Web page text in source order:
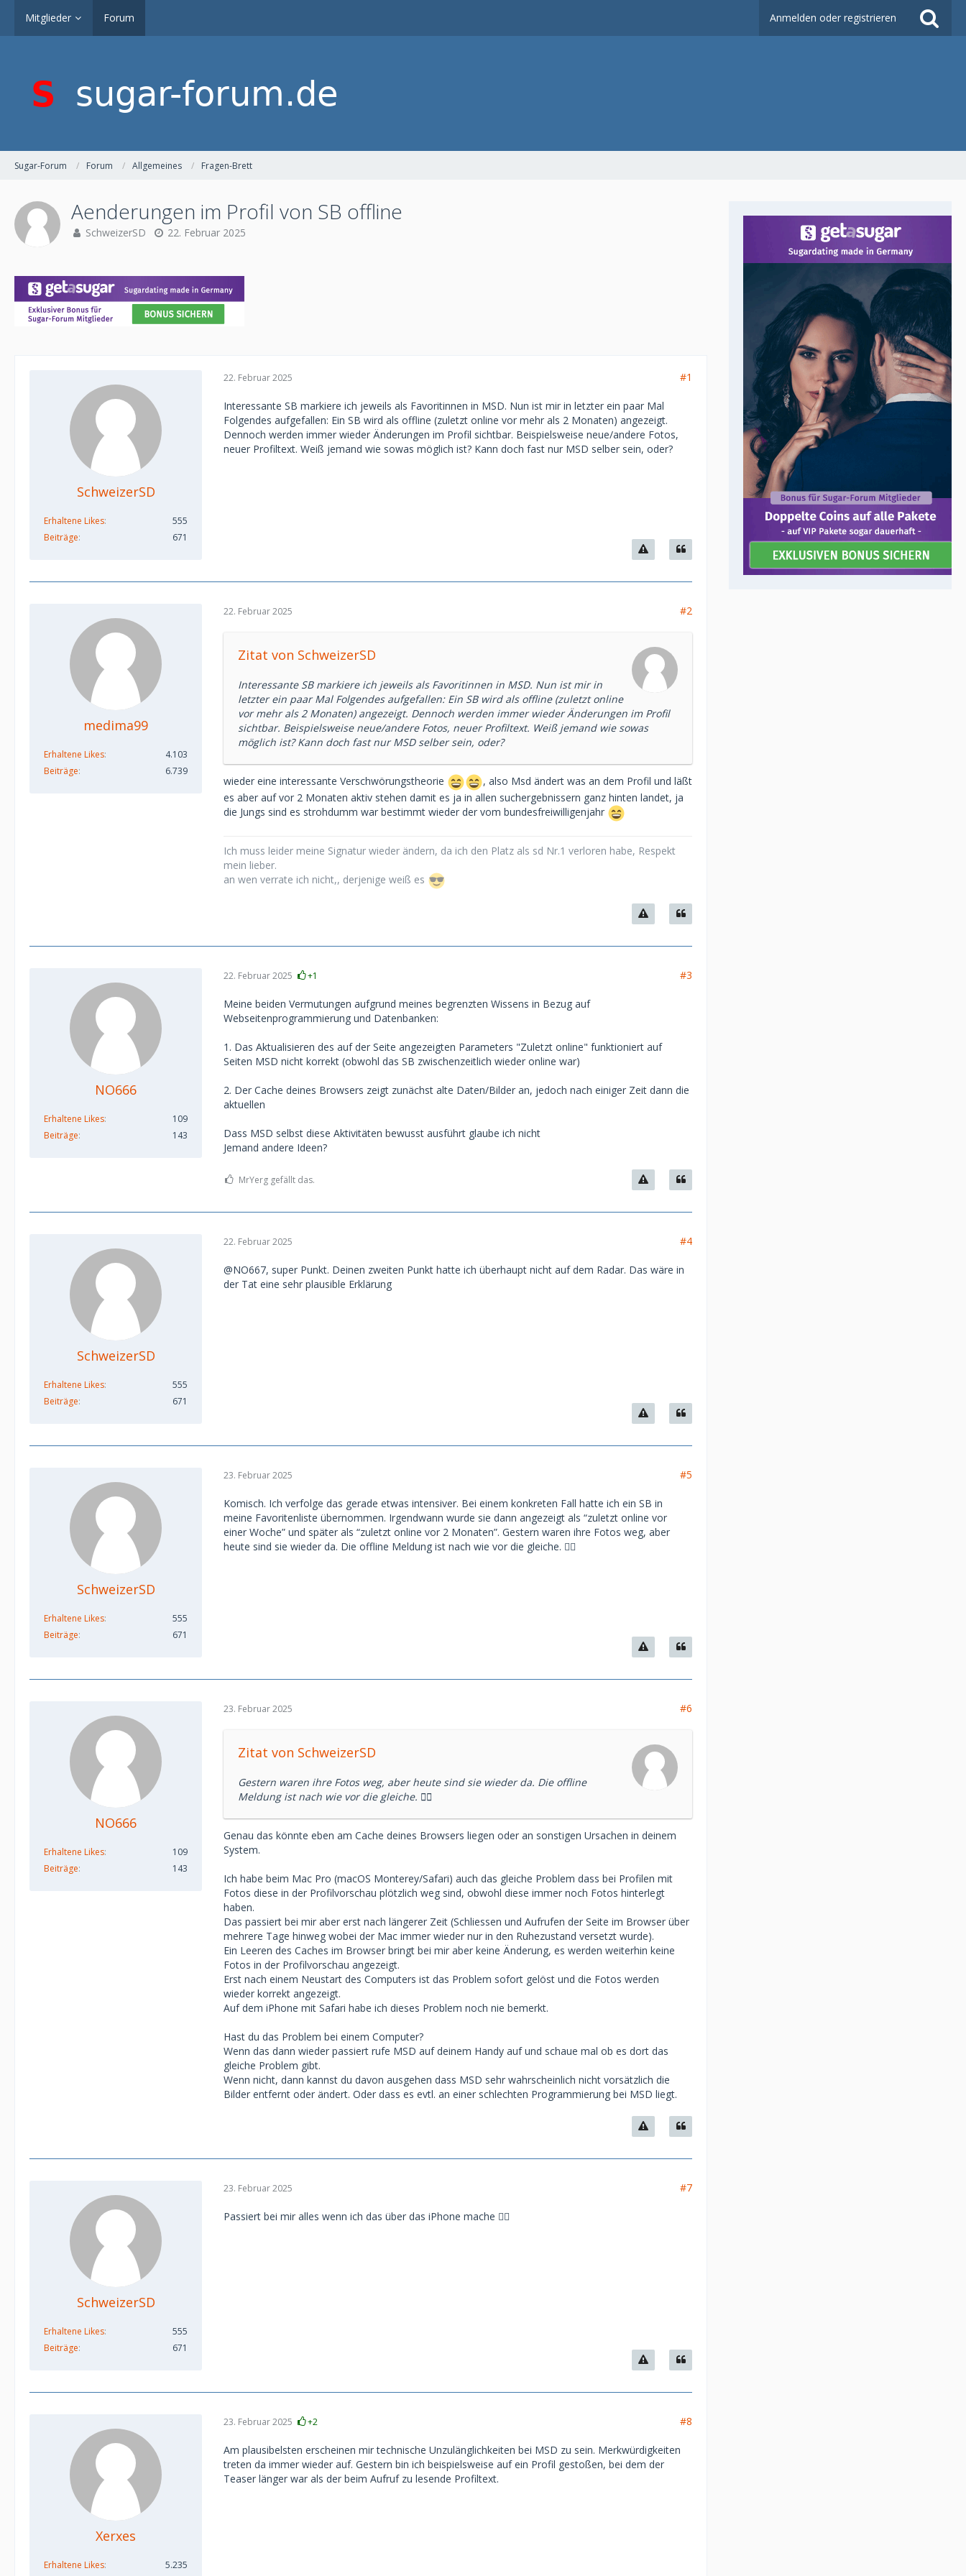
Mitglieder Forum Anmelden oder registrieren
Sugar-Forum Forum Allgemeines Fragen-Brett
Aenderungen im Profil von SB offline
SchweizerSD 22. Februar 2025
SchweizerSD
Erhaltene Likes
555
Beiträge
671
22. Februar 2025 #1
Interessante SB markiere ich jeweils als Favoritinnen in MSD. Nun ist mir in letzter ein paar Mal
Folgendes aufgefallen: Ein SB wird als offline (zuletzt online vor mehr als 2 Monaten) angezeigt.
Dennoch werden immer wieder Änderungen im Profil sichtbar. Beispielsweise neue/andere Fotos,
neuer Profiltext. Weiß jemand wie sowas möglich ist? Kann doch fast nur MSD selber sein, oder?
medima99
Erhaltene Likes
4.103
Beiträge
6.739
22. Februar 2025 #2
Zitat von SchweizerSD
Interessante SB markiere ich jeweils als Favoritinnen in MSD. Nun ist mir in
letzter ein paar Mal Folgendes aufgefallen: Ein SB wird als offline (zuletzt online
vor mehr als 2 Monaten) angezeigt. Dennoch werden immer wieder Änderungen im Profil
sichtbar. Beispielsweise neue/andere Fotos, neuer Profiltext. Weiß jemand wie sowas
möglich ist? Kann doch fast nur MSD selber sein, oder?
wieder eine interessante Verschwörungstheorie
, also Msd ändert was an dem Profil und läßt
es aber auf vor 2 Monaten aktiv stehen damit es ja in allen suchergebnissern ganz hinten landet, ja
die Jungs sind es strohdumm war bestimmt wieder der vom bundesfreiwilligenjahr
Ich muss leider meine Signatur wieder ändern, da ich den Platz als sd Nr.1 verloren habe, Respekt
mein lieber.
an wen verrate ich nicht,, derjenige weiß es
NO666
Erhaltene Likes
109
Beiträge
143
22. Februar 2025 +1 #3
Meine beiden Vermutungen aufgrund meines begrenzten Wissens in Bezug auf
Webseitenprogrammierung und Datenbanken:
1. Das Aktualisieren des auf der Seite angezeigten Parameters "Zuletzt online" funktioniert auf
Seiten MSD nicht korrekt (obwohl das SB zwischenzeitlich wieder online war)
2. Der Cache deines Browsers zeigt zunächst alte Daten/Bilder an, jedoch nach einiger Zeit dann die
aktuellen
Dass MSD selbst diese Aktivitäten bewusst ausführt glaube ich nicht
Jemand andere Ideen?
MrYerg gefällt das.
SchweizerSD
Erhaltene Likes
555
Beiträge
671
22. Februar 2025 #4
@NO667, super Punkt. Deinen zweiten Punkt hatte ich überhaupt nicht auf dem Radar. Das wäre in
der Tat eine sehr plausible Erklärung
SchweizerSD
Erhaltene Likes
555
Beiträge
671
23. Februar 2025 #5
Komisch. Ich verfolge das gerade etwas intensiver. Bei einem konkreten Fall hatte ich ein SB in
meine Favoritenliste übernommen. Irgendwann wurde sie dann angezeigt als “zuletzt online vor
einer Woche” und später als “zuletzt online vor 2 Monaten”. Gestern waren ihre Fotos weg, aber
heute sind sie wieder da. Die offline Meldung ist nach wie vor die gleiche. 🤷‍♂️
NO666
Erhaltene Likes
109
Beiträge
143
23. Februar 2025 #6
Zitat von SchweizerSD
Gestern waren ihre Fotos weg, aber heute sind sie wieder da. Die offline
Meldung ist nach wie vor die gleiche. 🤷‍♂️
Genau das könnte eben am Cache deines Browsers liegen oder an sonstigen Ursachen in deinem
System.
Ich habe beim Mac Pro (macOS Monterey/Safari) auch das gleiche Problem dass bei Profilen mit
Fotos diese in der Profilvorschau plötzlich weg sind, obwohl diese immer noch Fotos hinterlegt
haben.
Das passiert bei mir aber erst nach längerer Zeit (Schliessen und Aufrufen der Seite im Browser über
mehrere Tage hinweg wobei der Mac immer wieder nur in den Ruhezustand versetzt wurde).
Ein Leeren des Caches im Browser bringt bei mir aber keine Änderung, es werden weiterhin keine
Fotos in der Profilvorschau angezeigt.
Erst nach einem Neustart des Computers ist das Problem sofort gelöst und die Fotos werden
wieder korrekt angezeigt.
Auf dem iPhone mit Safari habe ich dieses Problem noch nie bemerkt.
Hast du das Problem bei einem Computer?
Wenn das dann wieder passiert rufe MSD auf deinem Handy auf und schaue mal ob es dort das
gleiche Problem gibt.
Wenn nicht, dann kannst du davon ausgehen dass MSD sehr wahrscheinlich nicht vorsätzlich die
Bilder entfernt oder ändert. Oder dass es evtl. an einer schlechten Programmierung bei MSD liegt.
SchweizerSD
Erhaltene Likes
555
Beiträge
671
23. Februar 2025 #7
Passiert bei mir alles wenn ich das über das iPhone mache 🤷‍♂️
Xerxes
Erhaltene Likes
5.235
23. Februar 2025 +2 #8
Am plausibelsten erscheinen mir technische Unzulänglichkeiten bei MSD zu sein. Merkwürdigkeiten
treten da immer wieder auf. Gestern bin ich beispielsweise auf ein Profil gestoßen, bei dem der
Teaser länger war als der beim Aufruf zu lesende Profiltext.